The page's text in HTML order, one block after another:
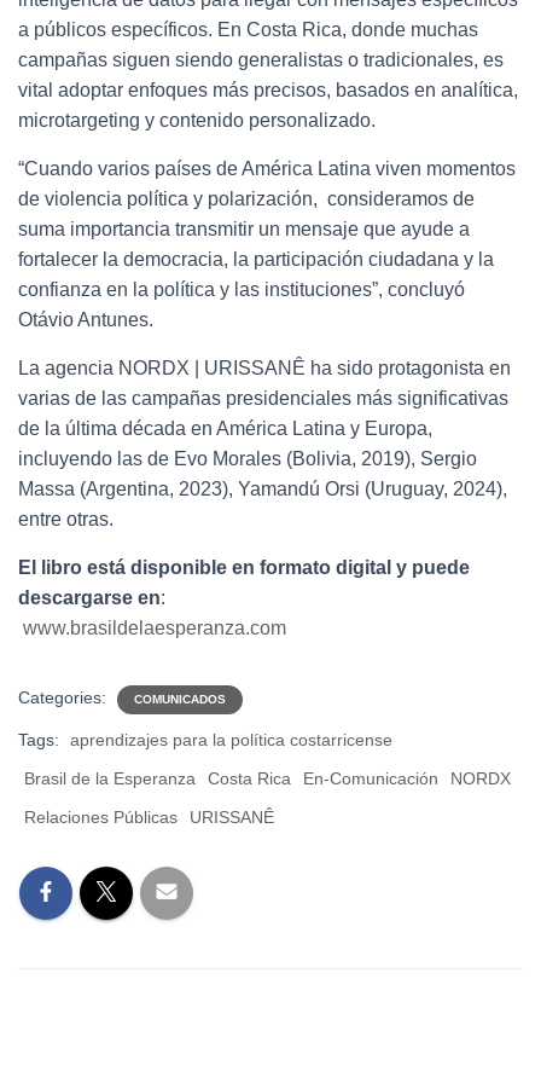
a públicos específicos. En Costa Rica, donde muchas
campañas siguen siendo generalistas o tradicionales, es
vital adoptar enfoques más precisos, basados en analítica,
microtargeting y contenido personalizado.
“Cuando varios países de América Latina viven momentos
de violencia política y polarización, consideramos de
suma importancia transmitir un mensaje que ayude a
fortalecer la democracia, la participación ciudadana y la
confianza en la política y las instituciones”, concluyó
Otávio Antunes.
La agencia NORDX | URISSANÊ ha sido protagonista en
varias de las campañas presidenciales más significativas
de la última década en América Latina y Europa,
incluyendo las de Evo Morales (Bolivia, 2019), Sergio
Massa (Argentina, 2023), Yamandú Orsi (Uruguay, 2024),
entre otras.
El libro está disponible en formato digital y puede
descargarse en:
www.brasildelaesperanza.com
Categories: COMUNICADOS
Tags:
aprendizajes para la política costarricense
Brasil de la Esperanza
Costa Rica En-Comunicación
NORDX
Relaciones Públicas
URISSANÊ